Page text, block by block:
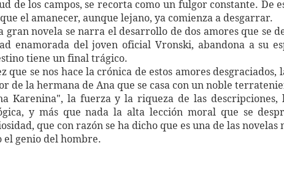
de los campos, se recorta como un fulgor constante. De
el amanecer, aunque lejano, ya comienza a desgarrar.
gran novela se narra el desarrollo de dos amores que se
enamorada del joven oficial Vronski, abandona a su
tiene un final trágico.
que se nos hace la crónica de estos amores
de la hermana de Ana que se casa con un noble
Karenina", la fuerza y la riqueza de las
y más que nada la alta lección moral que se
que con razón se ha dicho que es una de las
el genio del hombre.